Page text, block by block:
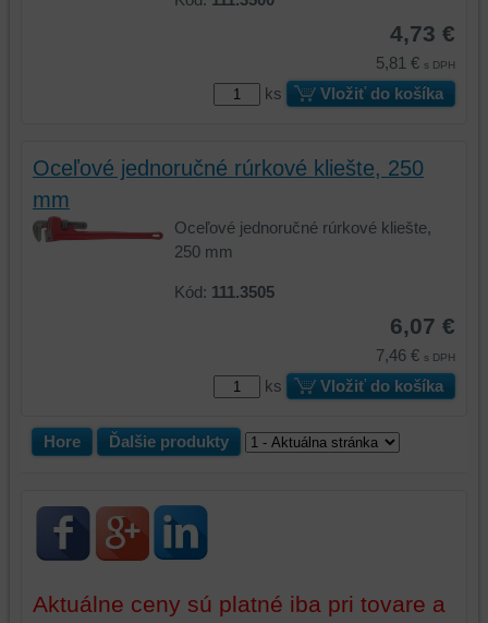
4,73 €
5,81 € s DPH
ks Vložiť do košíka
Oceľové jednoručné rúrkové kliešte, 250
mm
Oceľové jednoručné rúrkové kliešte,
250 mm
Kód: 111.3505
6,07 €
7,46 € s DPH
ks Vložiť do košíka
Hore Ďalšie produkty
Aktuálne ceny sú platné iba pri tovare a
funkčnosti
platformy,
zážitku
z
váš
zážitok
z
prehliadania,
aby
ste
používateľský
účet
alebo
prihlásenia,